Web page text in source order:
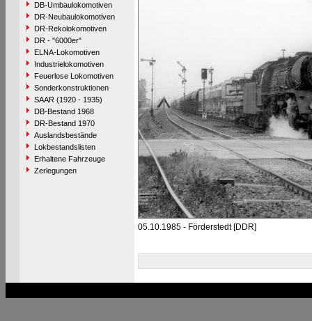
DB-Umbaulokomotiven
DR-Neubaulokomotiven
DR-Rekolokomotiven
DR - "6000er"
ELNA-Lokomotiven
Industrielokomotiven
Feuerlose Lokomotiven
Sonderkonstruktionen
SAAR (1920 - 1935)
DB-Bestand 1968
DR-Bestand 1970
Auslandsbestände
Lokbestandslisten
Erhaltene Fahrzeuge
Zerlegungen
05.10.1985 - Förderstedt [DDR]